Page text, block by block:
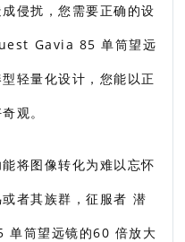
侵扰，您需要正确的设
Gavia 85 单筒望远
轻量化设计，您能以正
观。
将图像转化为难以忘怀
者其族群，征服者 潜
筒望远镜的60 倍放大